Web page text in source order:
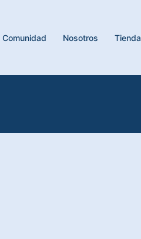
Comunidad Nosotros Tienda